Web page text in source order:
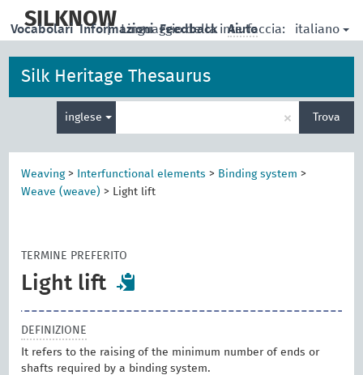
main
SILKNOW
| Linguaggio della interfaccia: italiano
Vocabolari Informazioni Feedback Aiuto
Silk Heritage Thesaurus
inglese
per
la
ricerca
× Trova
Weaving> Interfunctional elements > Binding system >
Weave (weave) > Light lift
TERMINE PREFERITO
Light lift
DEFINIZIONE
It refers to the raising of the minimum number of ends or
shafts required by a binding system.